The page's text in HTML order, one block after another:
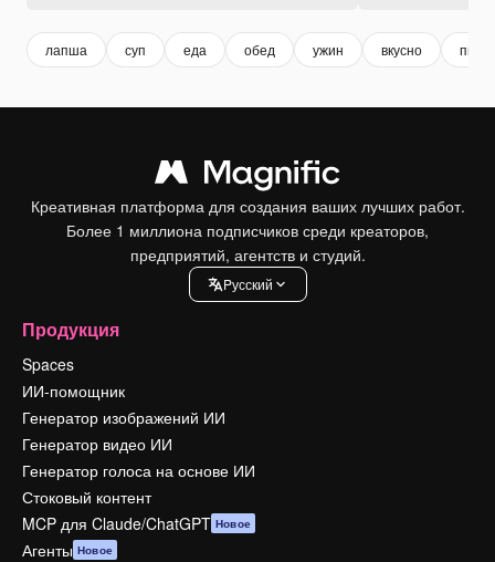
лапша суп еда обед ужин вкусно
Креативная платформа для создания ваших лучших работ.
Более 1 миллиона подписчиков среди креаторов,
предприятий, агентств и студий.
Pусский
Продукция
Spaces
ИИ-помощник
Генератор изображений ИИ
Генератор видео ИИ
Генератор голоса на основе ИИ
Стоковый контент
MCP для Claude/ChatGPT Новое
Агенты Новое